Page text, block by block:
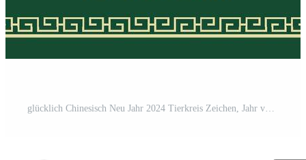
glücklich Chinesisch Neu Jahr 2024 Tierkreis Zeichen, Jahr von das Drachen, mit Grün Papier Schnitt Kunst und Kunst Stil auf Weiß Farbe Hintergrund Pro Vektor